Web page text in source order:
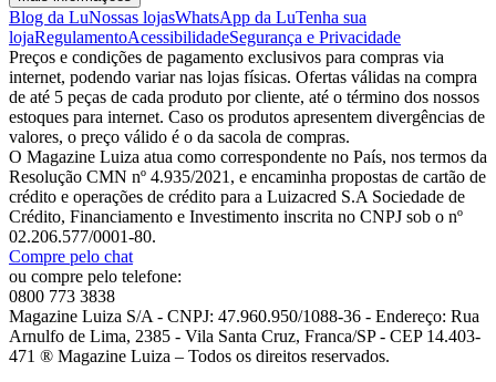
Blog da LuNossas lojasWhatsApp da LuTenha sua
lojaRegulamentoAcessibilidadeSegurança e Privacidade
Preços e condições de pagamento exclusivos para compras via
internet, podendo variar nas lojas físicas. Ofertas válidas na compra
de até 5 peças de cada produto por cliente, até o término dos nossos
estoques para internet. Caso os produtos apresentem divergências de
valores, o preço válido é o da sacola de compras.
O Magazine Luiza atua como correspondente no País, nos termos da
Resolução CMN nº 4.935/2021, e encaminha propostas de cartão de
crédito e operações de crédito para a Luizacred S.A Sociedade de
Crédito, Financiamento e Investimento inscrita no CNPJ sob o nº
02.206.577/0001-80.
Compre pelo chat
ou compre pelo telefone:
0800 773 3838
Magazine Luiza S/A - CNPJ: 47.960.950/1088-36 - Endereço: Rua
Arnulfo de Lima, 2385 - Vila Santa Cruz, Franca/SP - CEP 14.403-
471 ® Magazine Luiza – Todos os direitos reservados.